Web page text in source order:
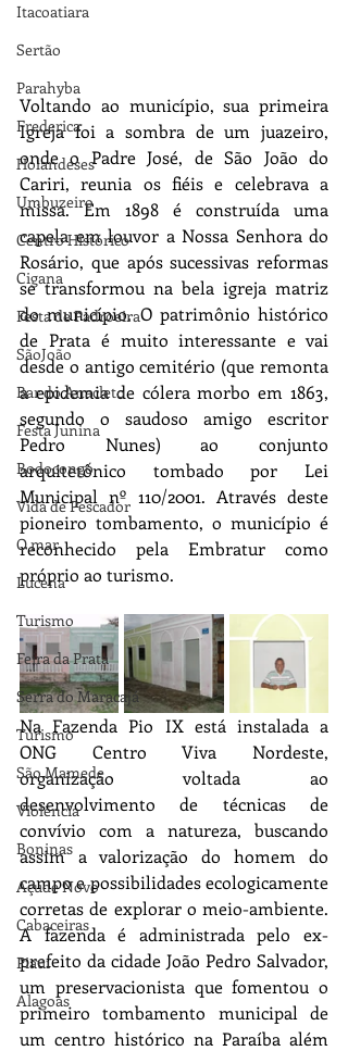
Itacoatiara
Sertão
Parahyba
Frederica
Holandeses
Umbuzeiro
Centro Histórico
Cigana
Festa de Padroeira
SãoJoão
Bar do Anacleto
Festa Junina
Bodocongó
Vida de Pescador
O mar
Lucena
Turismo
Feira da Prata
Serra do Maracajá
Turismo
São Mamede
Violência
Boninas
Açude Novo
Cabaceiras
Piauí
Alagoas
Voltando ao município, sua primeira
Igreja foi a sombra de um juazeiro,
onde o Padre José, de São João do
Cariri, reunia os fiéis e celebrava a
missa. Em 1898 é construída uma
capela em louvor a Nossa Senhora do
Rosário, que após sucessivas reformas
se transformou na bela igreja matriz
do município. O patrimônio histórico
de Prata é muito interessante e vai
desde o antigo cemitério (que remonta
a epidemia de cólera morbo em 1863,
segundo o saudoso amigo escritor
Pedro Nunes) ao conjunto
arquitetônico tombado por Lei
Municipal nº 110/2001. Através deste
pioneiro tombamento, o município é
reconhecido pela Embratur como
próprio ao turismo.
Na Fazenda Pio IX está instalada a
ONG Centro Viva Nordeste,
organização voltada ao
desenvolvimento de técnicas de
convívio com a natureza, buscando
assim a valorização do homem do
campo e possibilidades ecologicamente
corretas de explorar o meio-ambiente.
A fazenda é administrada pelo ex-
prefeito da cidade João Pedro Salvador,
um preservacionista que fomentou o
primeiro tombamento municipal de
um centro histórico na Paraíba além